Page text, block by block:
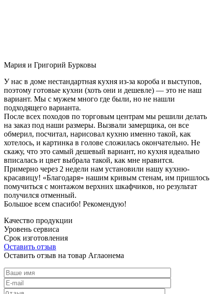
Мария и Григорий Бурковы
У нас в доме нестандартная кухня из-за короба и выступов,
поэтому готовые кухни (хоть они и дешевле) — это не наш
вариант. Мы с мужем много где были, но не нашли
подходящего варианта.
После всех походов по торговым центрам мы решили делать
на заказ под наши размеры. Вызвали замерщика, он все
обмерил, посчитал, нарисовал кухню именно такой, как
хотелось, и картинка в голове сложилась окончательно. Не
скажу, что это самый дешевый вариант, но кухня идеально
вписалась и цвет выбрала такой, как мне нравится.
Примерно через 2 недели нам установили нашу кухню-
красавицу! «Благодаря» нашим кривым стенам, им пришлось
помучиться с монтажом верхних шкафчиков, но результат
получился отменный.
Большое всем спасибо! Рекомендую!
Качество продукции
Уровень сервиса
Срок изготовления
Оставить отзыв
Оставить отзыв на товар Аглаонема